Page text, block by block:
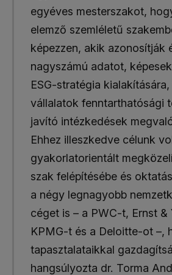
egyéves mesterszakot,
elemző szemléletű
képezzen, akik azonosítják
nagyszámú adatot,
ESG-stratégia
vállalatok fenntarthatósági
javító intézkedések
Ehhez illeszkedve célunk
gyakorlatorientált
szak felépítésébe és
a négy legnagyobb
céget is – a PWC-t, Ernst &
KPMG-t és a Deloitte-ot –,
tapasztalataikkal
hangsúlyozta dr. Torma